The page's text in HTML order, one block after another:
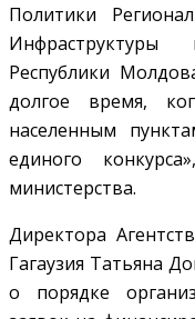
Политики
Республики
долгое время,
населенным
единого
министерства.
Директора
Гагаузия Татьяна
о порядке